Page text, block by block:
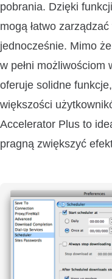
pobrania. Dzięki
mogą łatwo
jednocześnie. Mimo
w pełni możliwościom
oferuje solidne
większości
Accelerator Plus to
pragną zwiększyć